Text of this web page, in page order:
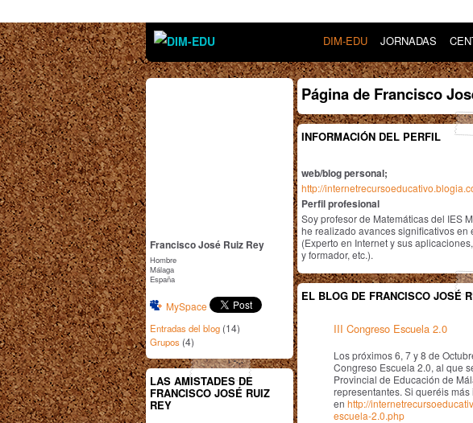
DIM-EDU JORNADAS
Francisco José Ruiz Rey
Hombre
Málaga
España
MySpace
Entradas del blog (14)
Grupos (4)
LAS AMISTADES DE
FRANCISCO JOSÉ RUIZ
REY
Página de Francisco
INFORMACIÓN DEL PERFIL
web/blog personal;
http://
Perfil profesional
Soy profesor de Matemáticas del IES
he realizado avances significativos en
(Experto en Internet y sus
y formador, etc.).
EL BLOG DE FRANCISCO JOSÉ
III Congreso Escuela 2.0
Los próximos 6, 7 y 8 de
Congreso Escuela 2.0, al que
Provincial de Educación de
representantes. Si queréis
en http://
escuela-2.0.php